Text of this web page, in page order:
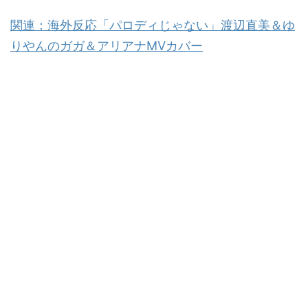
関連：海外反応「パロディじゃない」渡辺直美＆ゆ
りやんのガガ＆アリアナMVカバー